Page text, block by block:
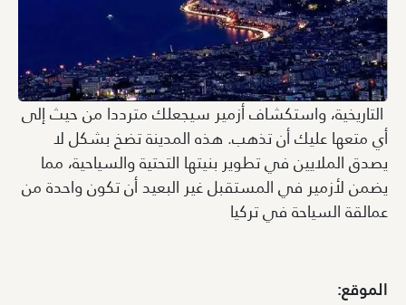
التاريخية، واستكشاف أزمير سيجعلك مترددا من حيث إلى
أي متعها عليك أن تذهب. هذه المدينة تضخ بشكل لا
يصدق الملايين في تطوير بنيتها التحتية والسياحية، مما
يضمن لأزمير في المستقبل غير البعيد أن تكون واحدة من
عمالقة السياحة في تركيا
الموقع: